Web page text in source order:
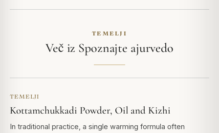
TEMELJI
Več iz Spoznajte ajurvedo
TEMELJI
Kottamchukkadi Powder, Oil and Kizhi
In traditional practice, a single warming formula often